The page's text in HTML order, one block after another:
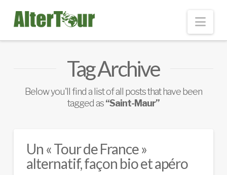
Tag Archive
Below you'll find a list of all posts that have been
tagged as“Saint-Maur”
Un « Tour de France »
alternatif, façon bio et apéro